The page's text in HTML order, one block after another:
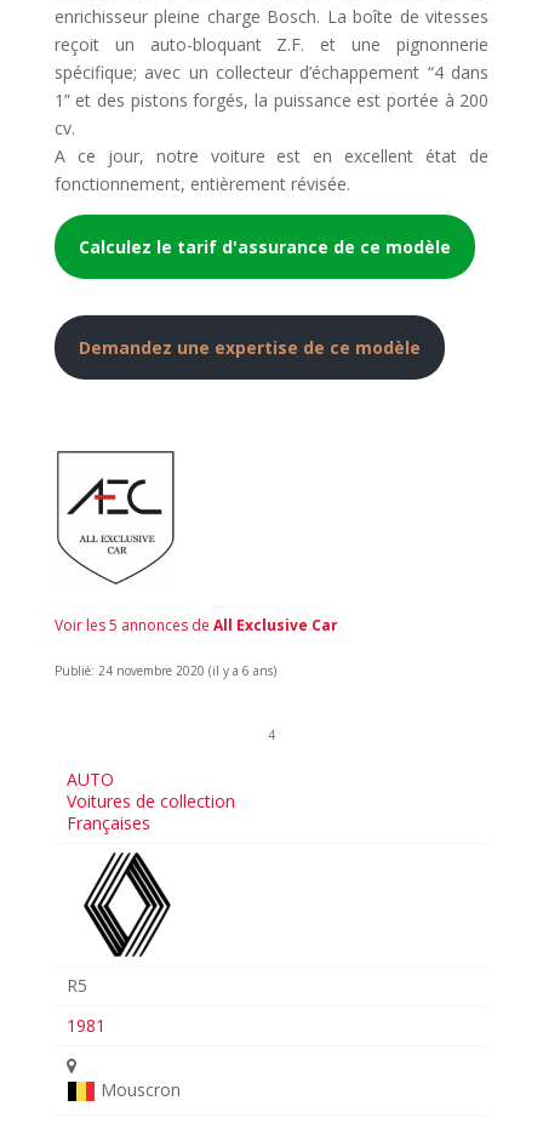
enrichisseur pleine charge Bosch. La boîte de vitesses
reçoit un auto-bloquant Z.F. et une pignonnerie
spécifique; avec un collecteur d’échappement “4 dans
1” et des pistons forgés, la puissance est portée à 200
cv.
A ce jour, notre voiture est en excellent état de
fonctionnement, entièrement révisée.
Calculez le tarif d'assurance de ce modèle
Demandez une expertise de ce modèle
Voir les 5 annonces de All Exclusive Car
Publié: 24 novembre 2020 (il y a 6 ans)
4
AUTO
Voitures de collection
Françaises
R5
1981
Mouscron